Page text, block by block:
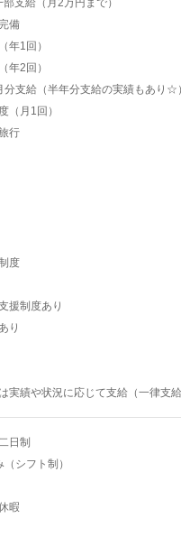
支給（月2万円まで）
備
年1回）
年2回）
支給（半年分支給の実績もあり☆）
（月1回）
行
度
援制度あり
り
実績や状況に応じて支給（一律支給
日制
（シフト制）
暇